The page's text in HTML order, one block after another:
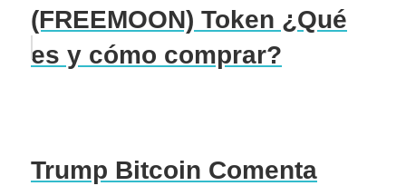
(FREEMOON) Token ¿Qué
es y cómo comprar?
Trump Bitcoin Comenta